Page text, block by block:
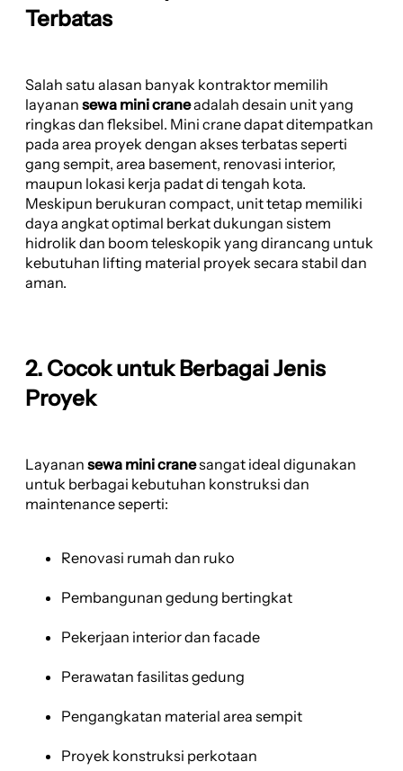
Terbatas
Salah satu alasan banyak kontraktor memilih
layanan sewa mini craneadalah desain unit yang
ringkas dan fleksibel. Mini crane dapat ditempatkan
pada area proyek dengan akses terbatas seperti
gang sempit, area basement, renovasi interior,
maupun lokasi kerja padat di tengah kota.
Meskipun berukuran compact, unit tetap memiliki
daya angkat optimal berkat dukungan sistem
hidrolik dan boom teleskopik yang dirancang untuk
kebutuhan lifting material proyek secara stabil dan
aman.
2. Cocok untuk Berbagai Jenis
Proyek
Layanan sewa mini cranesangat ideal digunakan
untuk berbagai kebutuhan konstruksi dan
maintenance seperti:
Renovasi rumah dan ruko
Pembangunan gedung bertingkat
Pekerjaan interior dan facade
Perawatan fasilitas gedung
Pengangkatan material area sempit
Proyek konstruksi perkotaan